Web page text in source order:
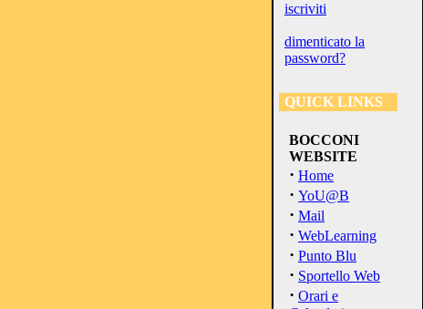
iscriviti
dimenticato la
password?
QUICK LINKS
BOCCONI
WEBSITE
· Home
· YoU@B
· Mail
· WebLearning
· Punto Blu
· Sportello Web
· Orari e